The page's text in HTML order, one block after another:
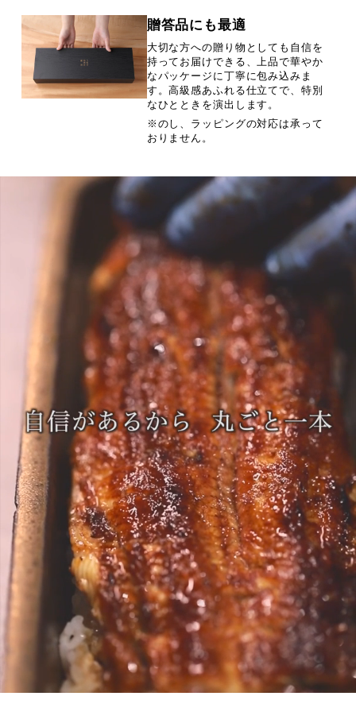
贈答品にも最適
大切な方への贈り物としても自信を
持ってお届けできる、上品で華やか
なパッケージに丁寧に包み込みま
す。高級感あふれる仕立てで、特別
なひとときを演出します。
※のし、ラッピングの対応は承って
おりません。